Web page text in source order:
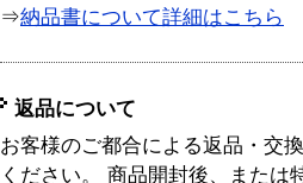
⇒納品書について詳細はこちら
返品について
お客様のご都合による返品・交
ください。 商品開封後、または